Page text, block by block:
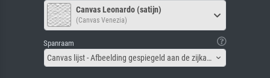
Canvas Leonardo (satijn)
(Canvas Venezia)
Spanraam
Canvas lijst - Afbeelding gespiegeld aan de zijkant